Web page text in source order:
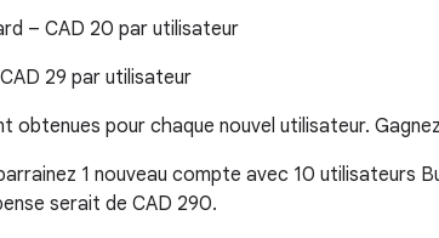
– CAD 20 par utilisateur
CAD 29 par utilisateur
obtenues pour chaque nouvel utilisateur.
1 nouveau compte avec 10 utilisateurs
serait de CAD 290.